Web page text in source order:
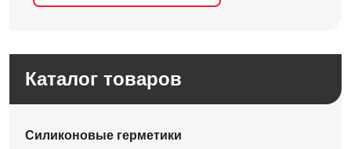
Каталог товаров
Силиконовые герметики